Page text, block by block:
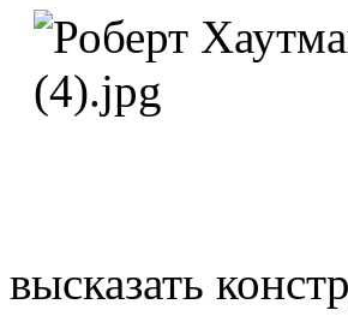
высказать